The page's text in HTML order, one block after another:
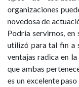
organizaciones
novedosa de
Podría servirnos, en
utilizó para tal fin a
ventajas radica en
que ambas
es un excelente